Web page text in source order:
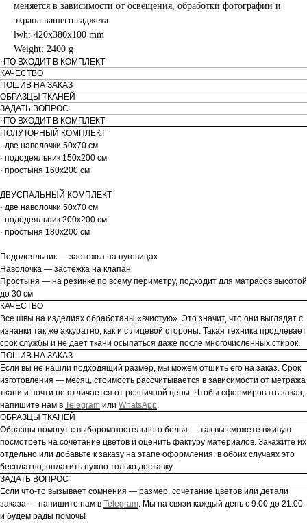
меняется в зависимости от освещения, обработки фотографии и
экрана вашего гаджета
lwh: 420x380x100 mm
Weight: 2400 g
ЧТО ВХОДИТ В КОМПЛЕКТ
КАЧЕСТВО
ПОШИВ НА ЗАКАЗ
ОБРАЗЦЫ ТКАНЕЙ
ЗАДАТЬ ВОПРОС
ЧТО ВХОДИТ В КОМПЛЕКТ
ПОЛУТОРНЫЙ КОМПЛЕКТ
· две наволочки 50х70 см
· пододеяльник 150х200 см
· простыня 160х200 см
ДВУСПАЛЬНЫЙ КОМПЛЕКТ
· две наволочки 50х70 см
· пододеяльник 200х200 см
· простыня 180х200 см
Пододеяльник — застежка на пуговицах
Наволочка — застежка на клапан
Простыня — на резинке по всему периметру, подходит для матрасов высотой
до 30 см
КАЧЕСТВО
Все швы на изделиях обработаны «вчистую». Это значит, что они выглядят с
изнанки так же аккуратно, как и с лицевой стороны. Такая техника продлевает
срок службы и не дает ткани осыпаться даже после многочисленных стирок.
ПОШИВ НА ЗАКАЗ
Если вы не нашли подходящий размер, мы можем отшить его на заказ. Срок
изготовления — месяц, стоимость рассчитывается в зависимости от метража
ткани и почти не отличается от розничной цены. Чтобы сформировать заказ,
напишите нам в Telegram или WhatsApp.
ОБРАЗЦЫ ТКАНЕЙ
Образцы помогут с выбором постельного белья — так вы сможете вживую
посмотреть на сочетание цветов и оценить фактуру материалов. Закажите их
отдельно или добавьте к заказу на этапе оформления: в обоих случаях это
бесплатно, оплатить нужно только доставку.
ЗАДАТЬ ВОПРОС
Если что-то вызывает сомнения — размер, сочетание цветов или детали
заказа — напишите нам в Telegram. Мы на связи каждый день с 9:00 до 21:00
и будем рады помочь!